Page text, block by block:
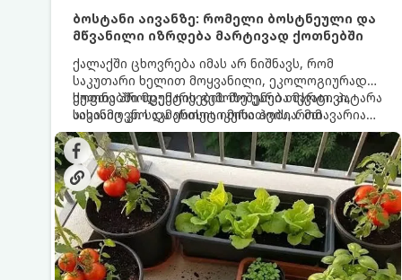
ბოსტანი აივანზე: რომელი ბოსტნეული და
მწვანილი იზრდება მარტივად ქოთნებში
ქალაქში ცხოვრება იმას არ ნიშნავს, რომ
საკუთარი ხელით მოყვანილი, ეკოლოგიურად
სუფთა პროდუქტის გემოზე უარი თქვათ. პატარა
აივანიც კი საკმარისია იმისათვის, რომ
მოიწყოთ მინი-ბოსტანი, საიდანაც
ყოველდღიურად ახალ, არომატულ მწვანილსა
და ბოსტნეულს მოკრეფთ.
ქოთნებში მცენარეების მოშენება მარტივი,
სასიამოვნო და ესთეტიკური ჰობია. მთავარია
იცოდეთ, რომელი კულტურები ეგუებიან
ქოთნის პირობებს ყველაზე კარგად და როგორ
მოუაროთ მათ სწორად.